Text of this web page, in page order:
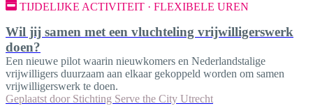
TIJDELIJKE ACTIVITEIT · FLEXIBELE UREN
Wil jij samen met een vluchteling vrijwilligerswerk
doen?
Een nieuwe pilot waarin nieuwkomers en Nederlandstalige
vrijwilligers duurzaam aan elkaar gekoppeld worden om samen
vrijwilligerswerk te doen.
Geplaatst door Stichting Serve the City Utrecht